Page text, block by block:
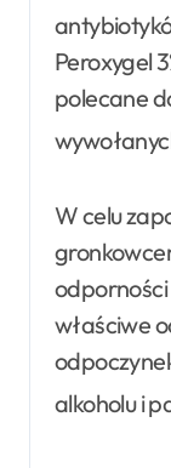
Peroxygel
polecane
W celu
odporności
właściwe
alkoholu i